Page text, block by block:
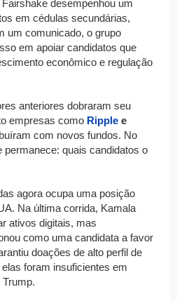
desempenhou um
em cédulas secundárias,
um comunicado, o grupo
em apoiar candidatos que
econômico e regulação
anteriores dobraram seu
empresas como Ripple e
com novos fundos. No
permanece: quais candidatos o
agora ocupa uma posição
Na última corrida, Kamala
ativos digitais, mas
como uma candidata a favor
doações de alto perfil de
foram insuficientes em